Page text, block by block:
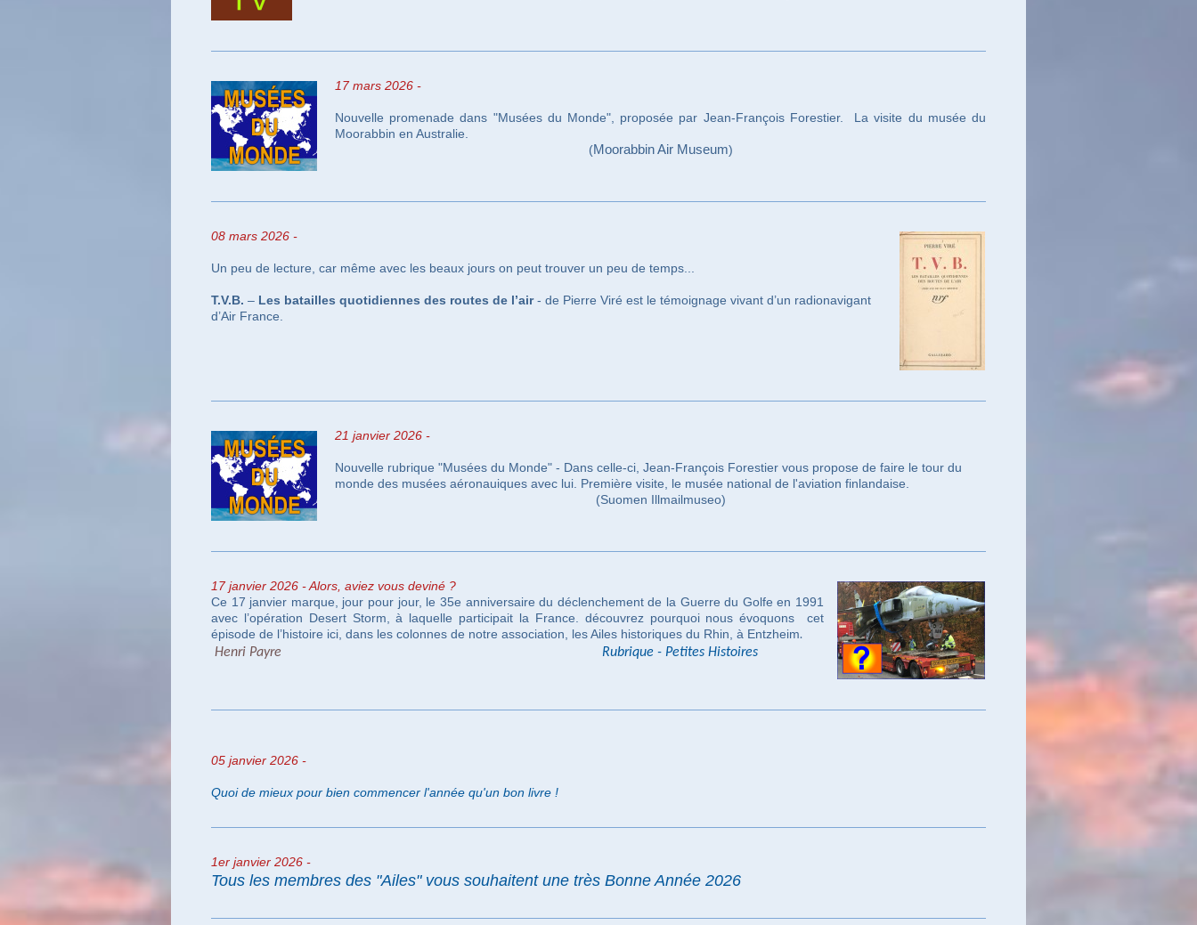
17 mars 2026 -
Nouvelle promenade dans "Musées du Monde", proposée par Jean-François Forestier. La visite du musée du
Moorabbin en Australie.
(Moorabbin Air Museum)
08 mars 2026 -
Un peu de lecture, car même avec les beaux jours on peut trouver un peu de temps...
T.V.B. – Les batailles quotidiennes des routes de l’air- de Pierre Viré est le témoignage vivant d’un radionavigant
d’Air France.
21 janvier 2026 -
Nouvelle rubrique "Musées du Monde" - Dans celle-ci, Jean-François Forestier vous propose de faire le tour du
monde des musées aéronauiques avec lui. Première visite, le musée national de l'aviation finlandaise.
(Suomen Illmailmuseo)
17 janvier 2026 - Alors, aviez vous deviné ?
Ce 17 janvier marque, jour pour jour, le 35e anniversaire du déclenchement de la Guerre du Golfe en 1991
avec l’opération Desert Storm, à laquelle participait la France. découvrez pourquoi nous évoquons cet
épisode de l’histoire ici, dans les colonnes de notre association, les Ailes historiques du Rhin, à Entzheim.
Henri Payre Rubrique - Petites Histoires
05 janvier 2026 -
Quoi de mieux pour bien commencer l'année qu'un bon livre !
1er janvier 2026 -
Tous les membres des "Ailes" vous souhaitent une très Bonne Année 2026